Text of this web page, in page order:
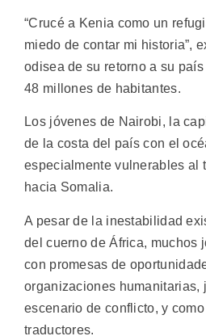
“Crucé a Kenia como un
miedo de contar mi historia”,
odisea de su retorno a su
48 millones de habitantes.
Los jóvenes de Nairobi, la
de la costa del país con el
especialmente vulnerables al
hacia Somalia.
A pesar de la inestabilidad
del cuerno de África, muchos
con promesas de
organizaciones humanitarias,
escenario de conflicto, y
traductores.